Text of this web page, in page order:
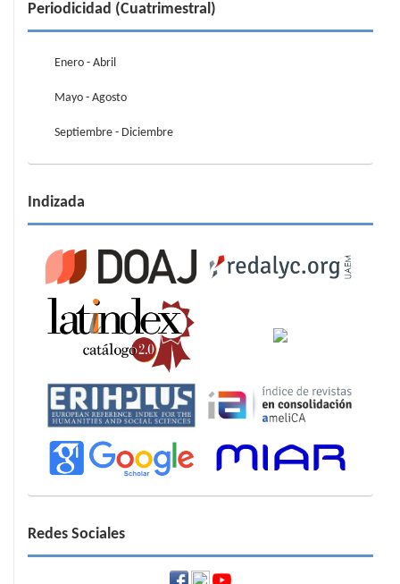
Periodicidad (Cuatrimestral)
Enero - Abril
Mayo - Agosto
Septiembre - Diciembre
Indizada
Redes Sociales